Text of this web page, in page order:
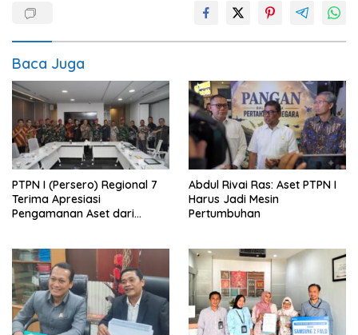
Baca Juga
PTPN I (Persero) Regional 7
Terima Apresiasi
Pengamanan Aset dari
Abdul Rivai Ras: Aset PTPN I
Harus Jadi Mesin
Pertumbuhan